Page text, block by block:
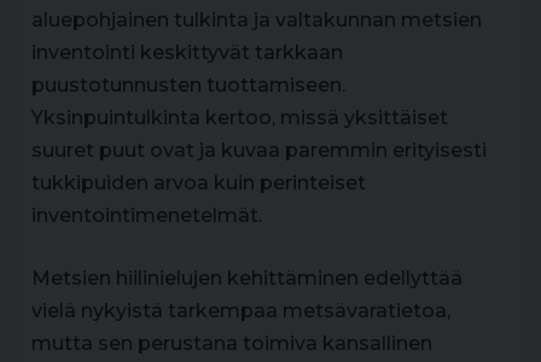
aluepohjainen tulkinta ja valtakunnan metsien
inventointi keskittyvät tarkkaan
puustotunnusten tuottamiseen.
Yksinpuintulkinta kertoo, missä yksittäiset
suuret puut ovat ja kuvaa paremmin erityisesti
tukkipuiden arvoa kuin perinteiset
inventointimenetelmät.
Metsien hiilinielujen kehittäminen edellyttää
vielä nykyistä tarkempaa metsävaratietoa,
mutta sen perustana toimiva kansallinen